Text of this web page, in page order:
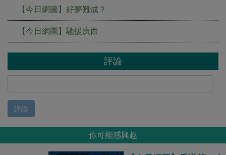
【今日網圖】好夢難成？
【今日網圖】馳援廣西
評論
評論
你可能感興趣